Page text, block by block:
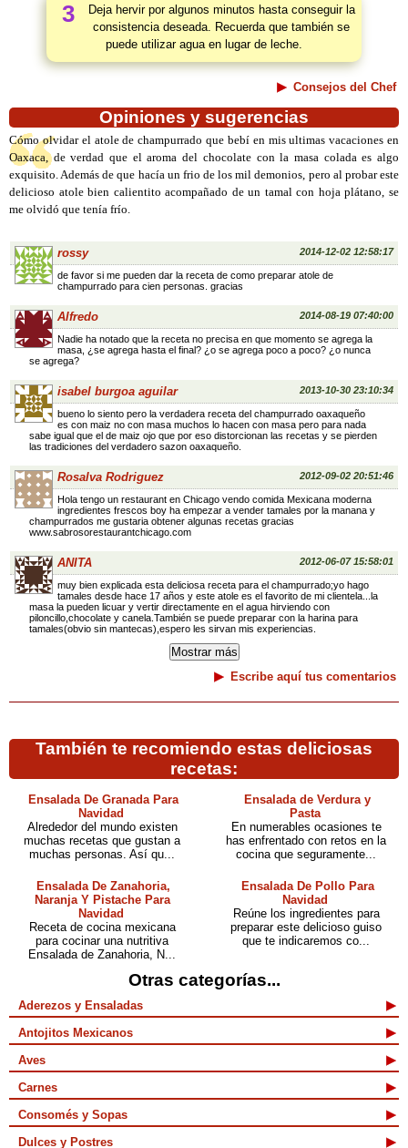
3
Deja hervir por algunos minutos hasta conseguir la
consistencia deseada. Recuerda que también se
puede utilizar agua en lugar de leche.
Consejos del Chef
Opiniones y sugerencias
Cómo olvidar el atole de champurrado que bebí en mis ultimas vacaciones en
Oaxaca, de verdad que el aroma del chocolate con la masa colada es algo
exquisito. Además de que hacía un frio de los mil demonios, pero al probar este
delicioso atole bien calientito acompañado de un tamal con hoja plátano, se
me olvidó que tenía frío.
rossy 2014-12-02 12:58:17
de favor si me pueden dar la receta de como preparar atole de
champurrado para cien personas. gracias
Alfredo 2014-08-19 07:40:00
Nadie ha notado que la receta no precisa en que momento se agrega la
masa, ¿se agrega hasta el final? ¿o se agrega poco a poco? ¿o nunca
se agrega?
isabel burgoa aguilar 2013-10-30 23:10:34
bueno lo siento pero la verdadera receta del champurrado oaxaqueño
es con maiz no con masa muchos lo hacen con masa pero para nada
sabe igual que el de maiz ojo que por eso distorcionan las recetas y se pierden
las tradiciones del verdadero sazon oaxaqueño.
Rosalva Rodriguez 2012-09-02 20:51:46
Hola tengo un restaurant en Chicago vendo comida Mexicana moderna
ingredientes frescos boy ha empezar a vender tamales por la manana y
champurrados me gustaria obtener algunas recetas gracias
www.sabrosorestaurantchicago.com
ANITA 2012-06-07 15:58:01
muy bien explicada esta deliciosa receta para el champurrado;yo hago
tamales desde hace 17 años y este atole es el favorito de mi clientela...la
masa la pueden licuar y vertir directamente en el agua hirviendo con
piloncillo,chocolate y canela.También se puede preparar con la harina para
tamales(obvio sin mantecas),espero les sirvan mis experiencias.
Escribe aquí tus comentarios
También te recomiendo estas deliciosas
recetas:
Ensalada De Granada Para
Navidad
Alrededor del mundo existen
muchas recetas que gustan a
muchas personas. Así qu...
Ensalada de Verdura y
Pasta
En numerables ocasiones te
has enfrentado con retos en la
cocina que seguramente...
Ensalada De Zanahoria,
Naranja Y Pistache Para
Navidad
Receta de cocina mexicana
para cocinar una nutritiva
Ensalada de Zanahoria, N...
Ensalada De Pollo Para
Navidad
Reúne los ingredientes para
preparar este delicioso guiso
que te indicaremos co...
Otras categorías...
Aderezos y Ensaladas
Antojitos Mexicanos
Aves
Carnes
Consomés y Sopas
Dulces y Postres